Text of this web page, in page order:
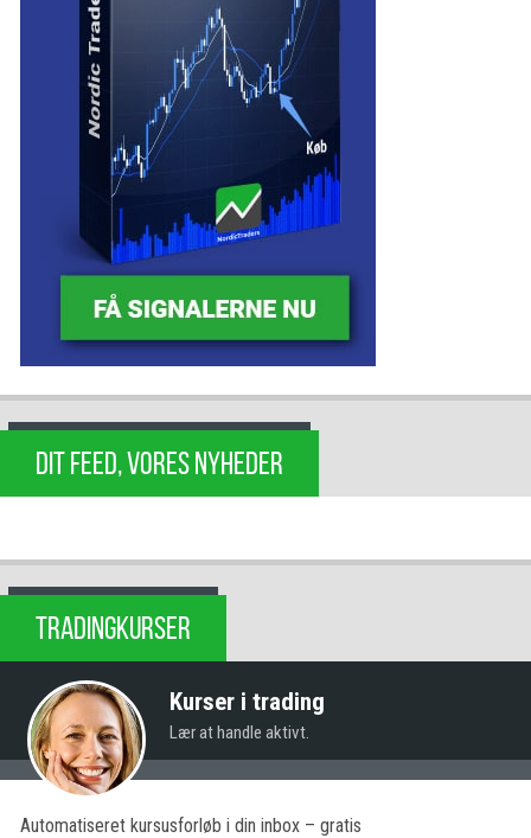
DIT FEED, VORES NYHEDER
TRADINGKURSER
Kurser i trading
Lær at handle aktivt.
Automatiseret kursusforløb i din inbox – gratis